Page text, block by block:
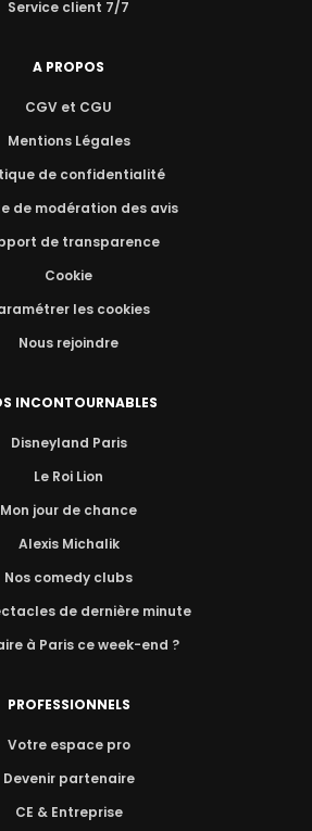
Service client 7/7
A PROPOS
CGV et CGU
Mentions Légales
de confidentialité
de modération des avis
de transparence
Cookie
les cookies
Nous rejoindre
INCONTOURNABLES
Disneyland Paris
Le Roi Lion
Mon jour de chance
Alexis Michalik
Nos comedy clubs
de dernière minute
à Paris ce week-end ?
PROFESSIONNELS
Votre espace pro
Devenir partenaire
CE & Entreprise